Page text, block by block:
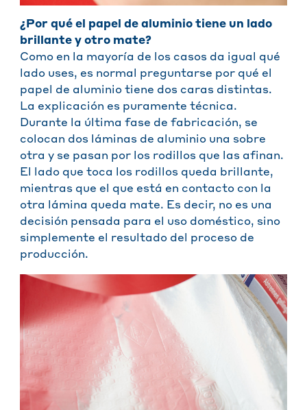
¿Por qué el papel de aluminio tiene un lado
brillante y otro mate?
Como en la mayoría de los casos da igual qué
lado uses, es normal preguntarse por qué el
papel de aluminio tiene dos caras distintas.
La explicación es puramente técnica.
Durante la última fase de fabricación, se
colocan dos láminas de aluminio una sobre
otra y se pasan por los rodillos que las afinan.
El lado que toca los rodillos queda brillante,
mientras que el que está en contacto con la
otra lámina queda mate. Es decir, no es una
decisión pensada para el uso doméstico, sino
simplemente el resultado del proceso de
producción.